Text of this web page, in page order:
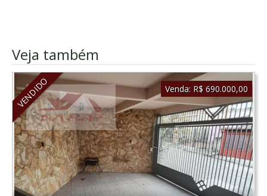
Veja também
VENDIDO Venda: R$ 690.000,00